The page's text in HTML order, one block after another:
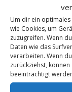
Um dir ein
wie Cookies, um
zuzugreifen. Wenn
Daten wie das
verarbeiten. Wenn
zurückziehst,
beeinträchtigt
Manager Marc
Montag
Anreise per